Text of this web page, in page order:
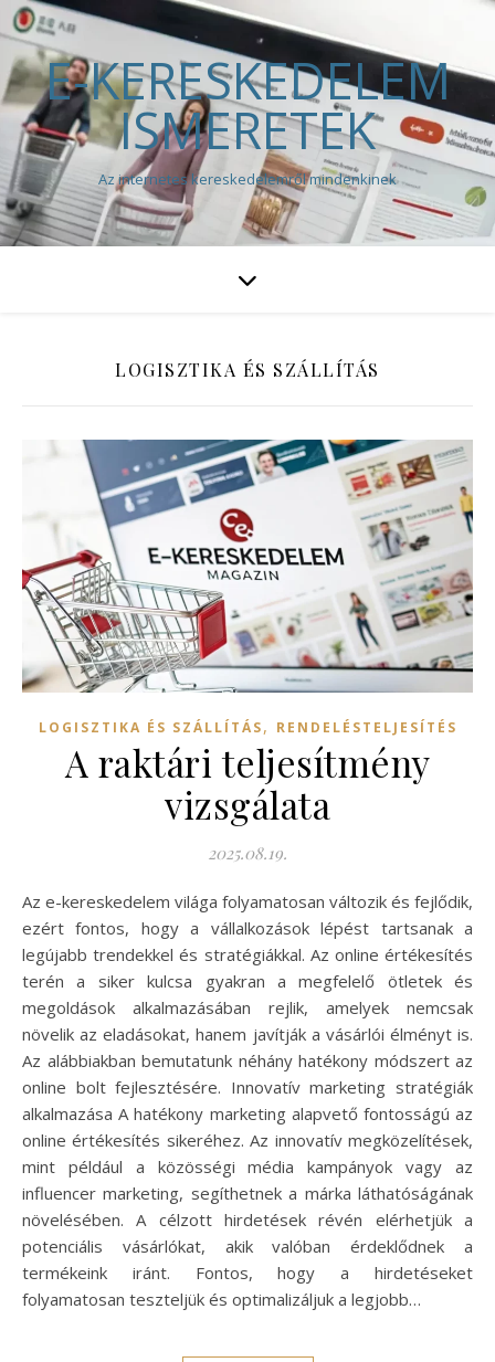
E-KERESKEDELEM
ISMERETEK
Az internetes kereskedelemről mindenkinek
LOGISZTIKA ÉS SZÁLLÍTÁS
LOGISZTIKA ÉS SZÁLLÍTÁS, RENDELÉSTELJESÍTÉS
A raktári teljesítmény
vizsgálata
2025.08.19.
Az e-kereskedelem világa folyamatosan változik és fejlődik,
ezért fontos, hogy a vállalkozások lépést tartsanak a
legújabb trendekkel és stratégiákkal. Az online értékesítés
terén a siker kulcsa gyakran a megfelelő ötletek és
megoldások alkalmazásában rejlik, amelyek nemcsak
növelik az eladásokat, hanem javítják a vásárlói élményt is.
Az alábbiakban bemutatunk néhány hatékony módszert az
online bolt fejlesztésére. Innovatív marketing stratégiák
alkalmazása A hatékony marketing alapvető fontosságú az
online értékesítés sikeréhez. Az innovatív megközelítések,
mint például a közösségi média kampányok vagy az
influencer marketing, segíthetnek a márka láthatóságának
növelésében. A célzott hirdetések révén elérhetjük a
potenciális vásárlókat, akik valóban érdeklődnek a
termékeink iránt. Fontos, hogy a hirdetéseket
folyamatosan teszteljük és optimalizáljuk a legjobb…